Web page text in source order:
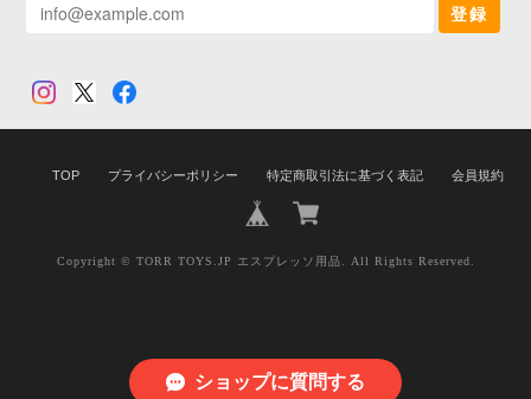
登録
TOP プライバシーポリシー 特定商取引法に基づく表記 会員規約
Copyright © TORR TOYS.JP エスプレッソ用品. All Rights Reserved.
ショップに質問する